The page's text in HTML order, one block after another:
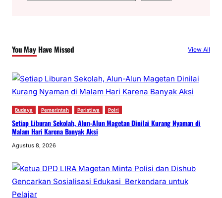
h
You May Have Missed View All
Budaya Pemerintah Peristiwa Polri
Setiap Liburan Sekolah, Alun-Alun Magetan Dinilai Kurang Nyaman di
Malam Hari Karena Banyak Aksi
Agustus 8, 2026